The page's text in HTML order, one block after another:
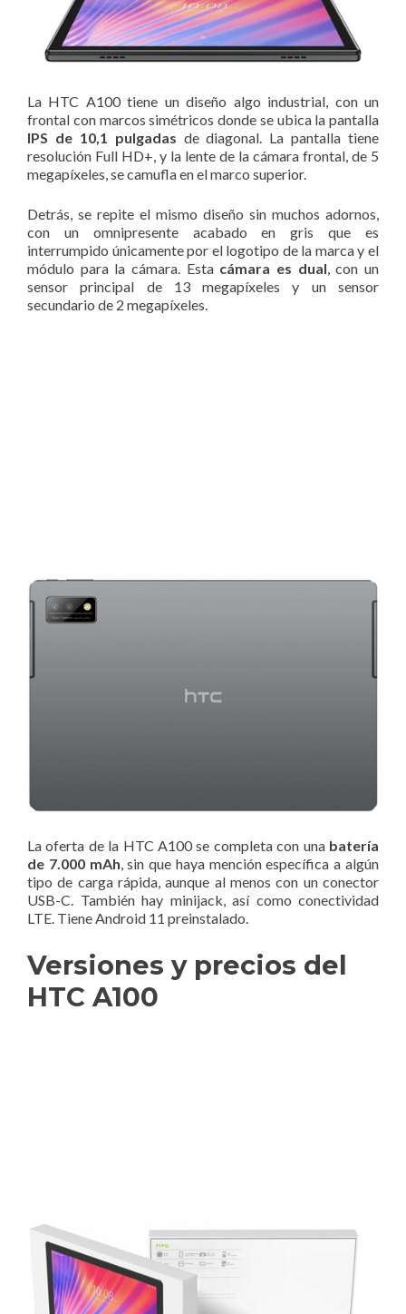
La HTC A100 tiene un diseño algo industrial, con un
frontal con marcos simétricos donde se ubica la pantalla
IPS de 10,1 pulgadas de diagonal. La pantalla tiene
resolución Full HD+, y la lente de la cámara frontal, de 5
megapíxeles, se camufla en el marco superior.
Detrás, se repite el mismo diseño sin muchos adornos,
con un omnipresente acabado en gris que es
interrumpido únicamente por el logotipo de la marca y el
módulo para la cámara. Esta cámara es dual, con un
sensor principal de 13 megapíxeles y un sensor
secundario de 2 megapíxeles.
La oferta de la HTC A100 se completa con una batería
de 7.000 mAh , sin que haya mención específica a algún
tipo de carga rápida, aunque al menos con un conector
USB-C. También hay minijack, así como conectividad
LTE. Tiene Android 11 preinstalado.
Versiones y precios del
HTC A100